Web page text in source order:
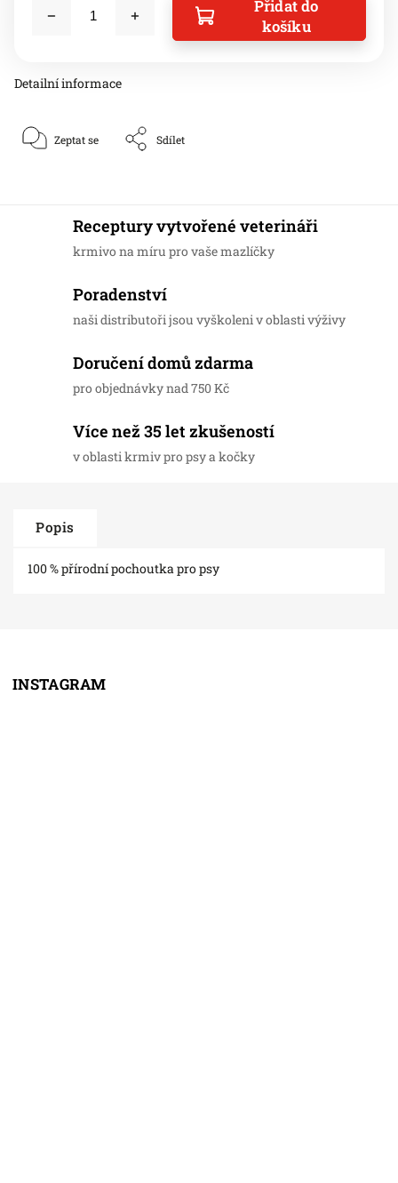
Přidat do
košíku
Detailní informace
Zeptat se Sdílet
Receptury vytvořené veterináři
krmivo na míru pro vaše mazlíčky
Poradenství
naši distributoři jsou vyškoleni v oblasti výživy
Doručení domů zdarma
pro objednávky nad 750 Kč
Více než 35 let zkušeností
v oblasti krmiv pro psy a kočky
Popis
100 % přírodní pochoutka pro psy
INSTAGRAM